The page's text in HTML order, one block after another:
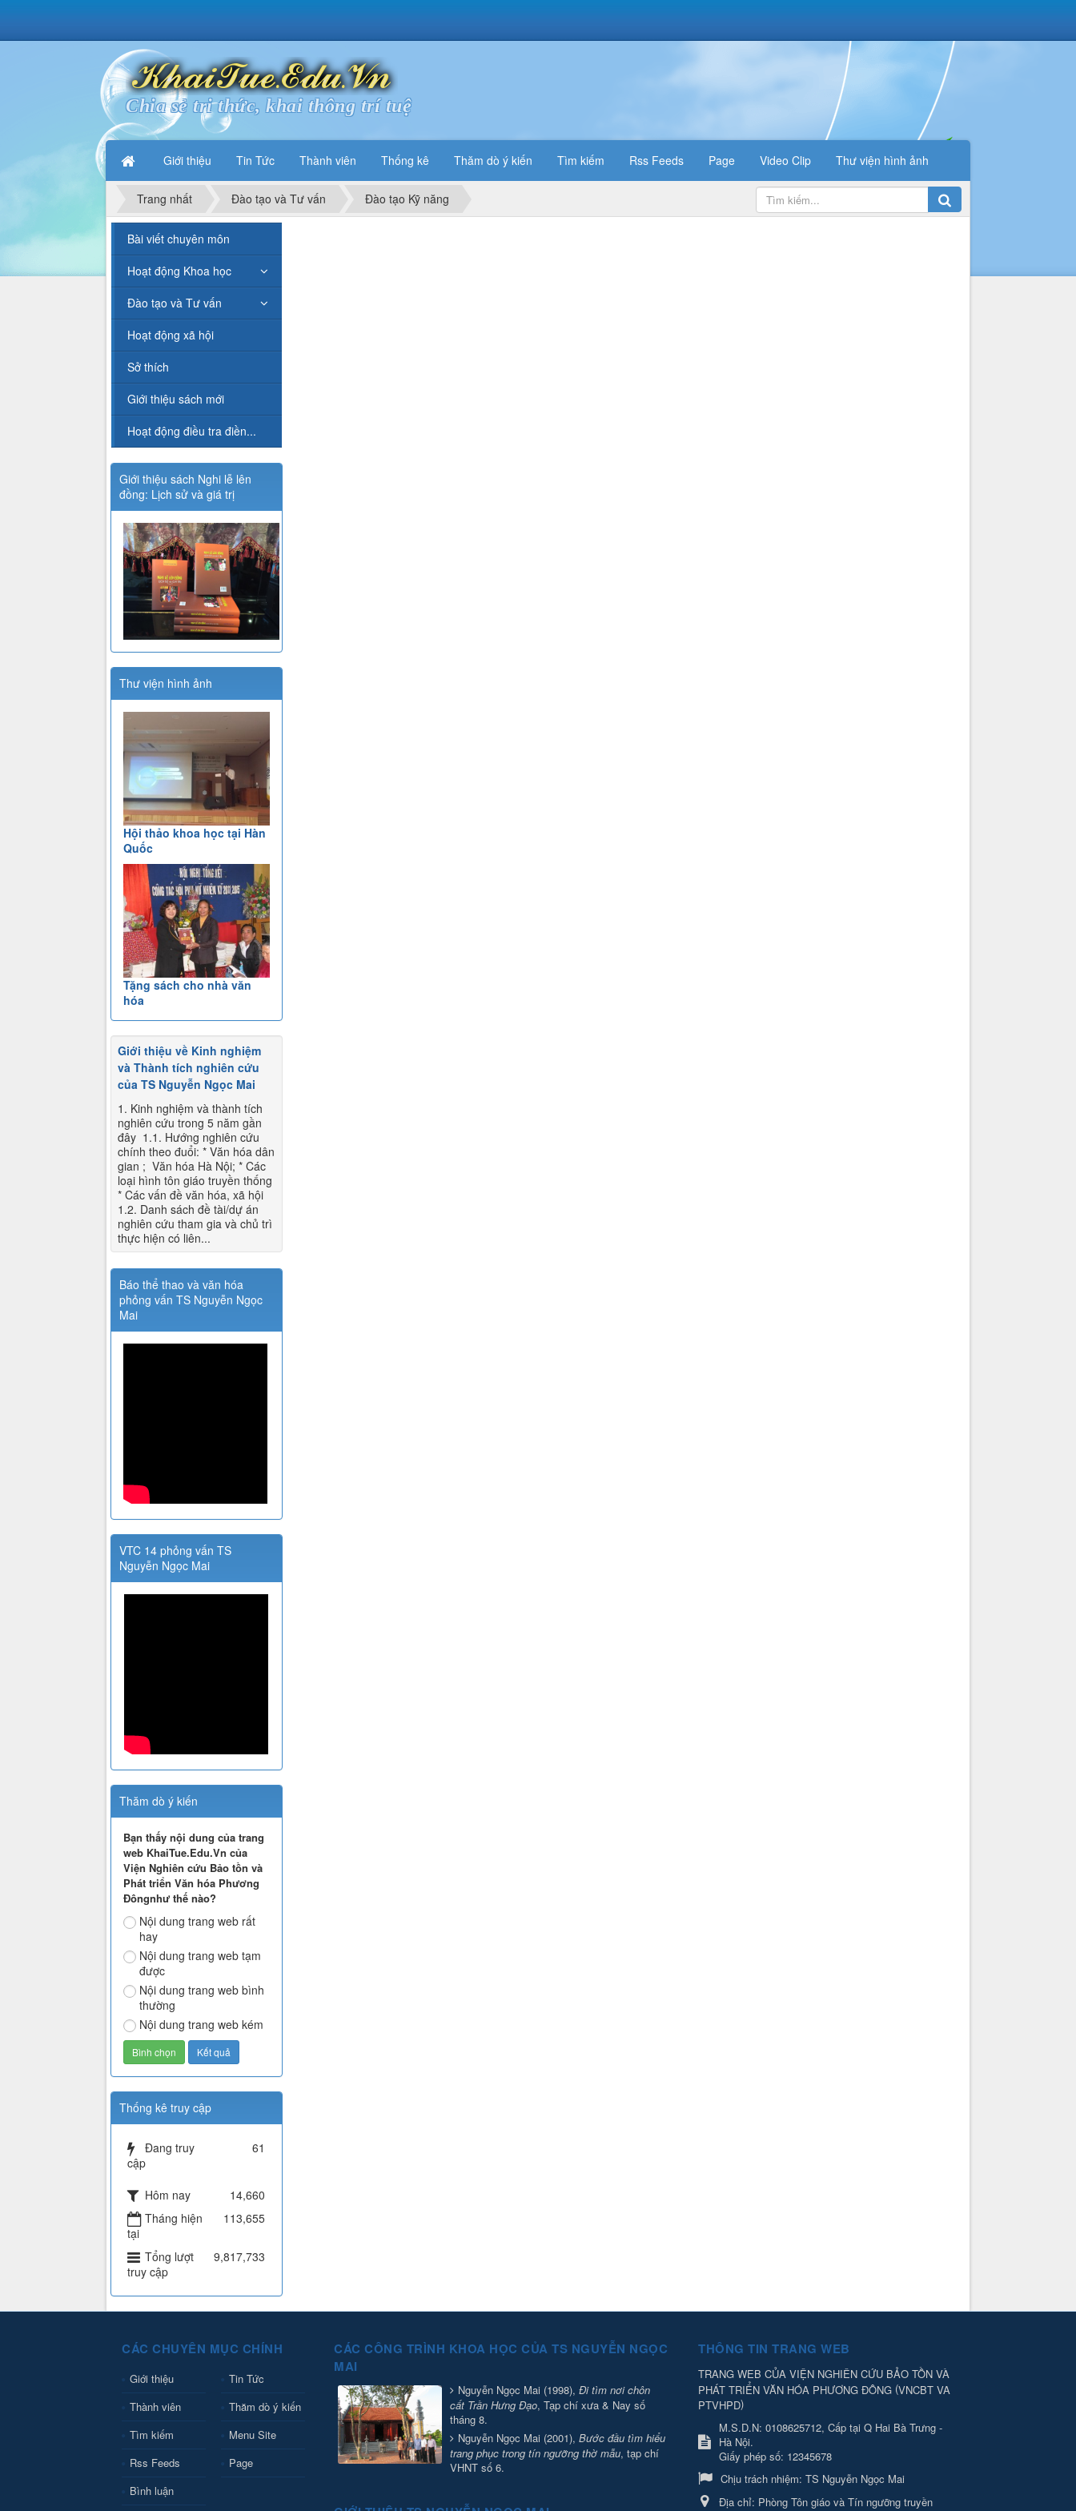
Chia sẻ tri thức, khai thông trí tuệ
Giới thiệu Tin Tức Thành viên Thống kê Thăm dò ý kiến Tìm kiếm Rss Feeds Page Video Clip Thư viện hình ảnh
Trang nhất Đào tạo và Tư vấn Đào tạo Kỹ năng
Bài viết chuyên môn
Hoạt động Khoa học
Đào tạo và Tư vấn
Hoạt động xã hội
Sở thích
Giới thiệu sách mới
Hoạt động điều tra điền...
Giới thiệu sách Nghi lễ lên
đồng: Lịch sử và giá trị
Thư viện hình ảnh
Hội thảo khoa học tại Hàn
Quốc
Tặng sách cho nhà văn
hóa
Giới thiệu về Kinh nghiệm
và Thành tích nghiên cứu
của TS Nguyễn Ngọc Mai
1. Kinh nghiệm và thành tích
nghiên cứu trong 5 năm gần
đây 1.1. Hướng nghiên cứu
chính theo đuổi: * Văn hóa dân
gian ; Văn hóa Hà Nội; * Các
loại hình tôn giáo truyền thống
* Các vấn đề văn hóa, xã hội
1.2. Danh sách đề tài/dự án
nghiên cứu tham gia và chủ trì
thực hiện có liên...
Báo thể thao và văn hóa
phỏng vấn TS Nguyễn Ngọc
Mai
VTC 14 phỏng vấn TS
Nguyễn Ngọc Mai
Thăm dò ý kiến
Bạn thấy nội dung của trang
web KhaiTue.Edu.Vn của
Viện Nghiên cứu Bảo tồn và
Phát triển Văn hóa Phương
Đôngnhư thế nào?
Nội dung trang web rất
hay
Nội dung trang web tạm
được
Nội dung trang web bình
thường
Nội dung trang web kém
Thống kê truy cập
Đang truy
cập
61
Hôm nay
14,660
Tháng hiện
tại
113,655
Tổng lượt
truy cập
9,817,733
CÁC CHUYÊN MỤC CHÍNH
Giới thiệu
Tin Tức
Thành viên
Thăm dò ý kiến
Tìm kiếm
Menu Site
Rss Feeds
Page
Bình luận
CÁC CÔNG TRÌNH KHOA HỌC CỦA TS NGUYỄN NGỌC
MAI
Nguyễn Ngọc Mai (1998), Đi tìm nơi chôn
cất Trần Hưng Đạo, Tạp chí xưa & Nay số
tháng 8.
Nguyễn Ngọc Mai (2001), Bước đầu tìm hiểu
trang phục trong tín ngưỡng thờ mẫu, tạp chí
VHNT số 6.
THÔNG TIN TRANG WEB
TRANG WEB CỦA VIỆN NGHIÊN CỨU BẢO TỒN VÀ
PHÁT TRIỂN VĂN HÓA PHƯƠNG ĐÔNG (VNCBT VA
PTVHPD)
M.S.D.N: 0108625712, Cấp tại Q Hai Bà Trưng -
Hà Nội.
Giấy phép số: 12345678
Chịu trách nhiệm: TS Nguyễn Ngọc Mai
Địa chỉ: Phòng Tôn giáo và Tín ngưỡng truyền